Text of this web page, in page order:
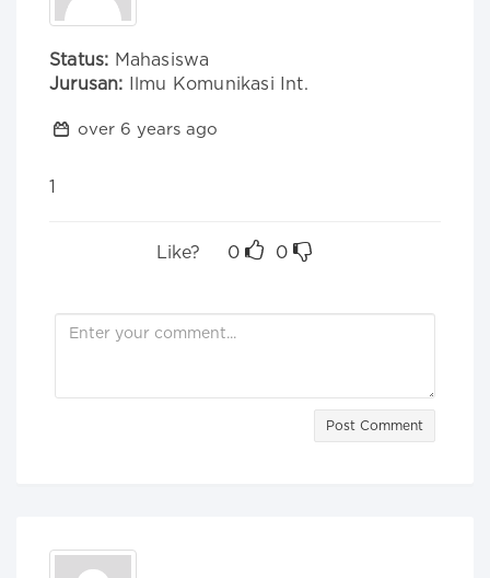
Status: Mahasiswa
Jurusan: Ilmu Komunikasi Int.
over 6 years ago
1
Like? 0 0
Post Comment